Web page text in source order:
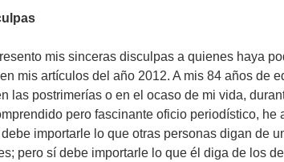
mis sinceras disculpas a quienes haya
mis artículos del año 2012. A mis 84 años de
las postrimerías o en el ocaso de mi vida,
pero fascinante oficio periodístico, he
importarle lo que otras personas digan de
pero sí debe importarle lo que él diga de los